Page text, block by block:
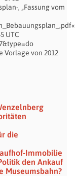
, „Fassung vom
UTC
Vorlage von 2012
die
Immobilie
den Ankauf
Museumsbahn?